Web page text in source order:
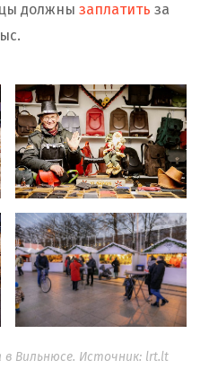
должны заплатить за
в Вильнюсе. Источник: lrt.lt